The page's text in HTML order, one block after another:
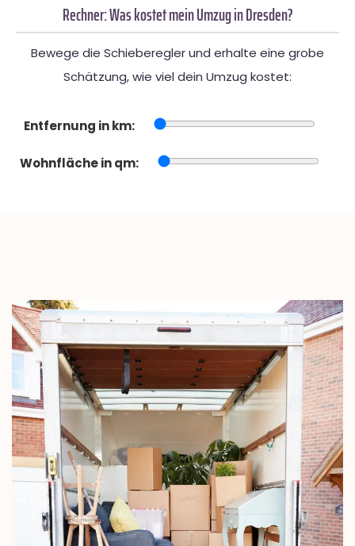
Rechner: Was kostet mein Umzug in Dresden?
Bewege die Schieberegler und erhalte eine grobe
Schätzung, wie viel dein Umzug kostet:
Entfernung in km:
Wohnfläche in qm: